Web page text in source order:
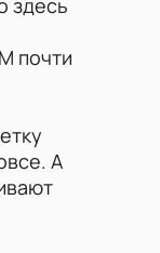
здесь
почти
А